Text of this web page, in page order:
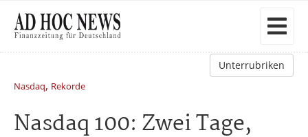
Unterrubriken
Nasdaq, Rekorde
Nasdaq 100: Zwei Tage,